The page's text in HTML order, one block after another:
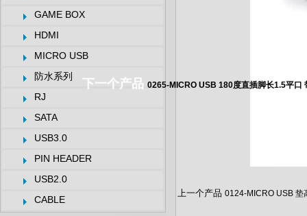
GAME BOX
HDMI
MICRO USB
防水系列
RJ
SATA
USB3.0
PIN HEADER
USB2.0
CABLE
上一个产品 0124-MICRO USB 垫
下一个产品 0265-MICRO USB 180度直插脚长1.5平口